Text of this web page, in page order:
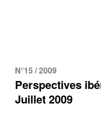
N°15 / 2009
Perspectives
Juillet 2009